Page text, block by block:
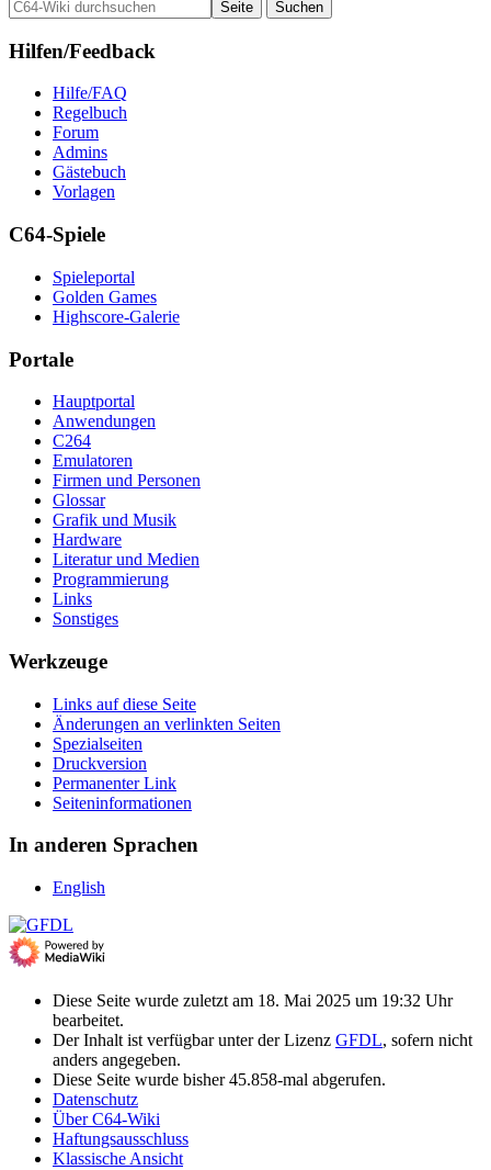
Hilfen/Feedback
Hilfe/FAQ
Regelbuch
Forum
Admins
Gästebuch
Vorlagen
C64-Spiele
Spieleportal
Golden Games
Highscore-Galerie
Portale
Hauptportal
Anwendungen
C264
Emulatoren
Firmen und Personen
Glossar
Grafik und Musik
Hardware
Literatur und Medien
Programmierung
Links
Sonstiges
Werkzeuge
Links auf diese Seite
Änderungen an verlinkten Seiten
Spezialseiten
Druckversion
Permanenter Link
Seiten­­informationen
In anderen Sprachen
English
Diese Seite wurde zuletzt am 18. Mai 2025 um 19:32 Uhr
bearbeitet.
Der Inhalt ist verfügbar unter der Lizenz GFDL, sofern nicht
anders angegeben.
Diese Seite wurde bisher 45.858-mal abgerufen.
Datenschutz
Über C64-Wiki
Haftungsausschluss
Klassische Ansicht